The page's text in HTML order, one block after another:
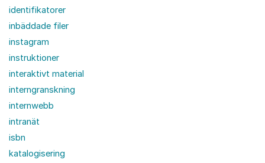
identifikatorer
inbäddade filer
instagram
instruktioner
interaktivt material
interngranskning
internwebb
intranät
isbn
katalogisering